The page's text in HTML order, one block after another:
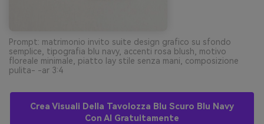
Prompt: matrimonio invito suite design grafico su sfondo
semplice, tipografia blu navy, accenti rosa blush, motivo
floreale minimale, piatto lay stile senza mani, composizione
pulita- -ar 3:4
Crea Visuali Della Tavolozza Blu Scuro Blu Navy
Con AI Gratuitamente